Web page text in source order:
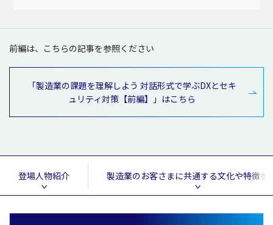
前編は、こちらの記事を参照ください
「製造業の課題を理解しよう 対話形式で学ぶDXとセキ
ュリティ対策【前編】」はこちら
登場人物紹介 製造業のお客さまに共通する文化や特徴を